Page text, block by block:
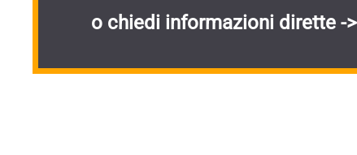
o chiedi informazioni dirette ->